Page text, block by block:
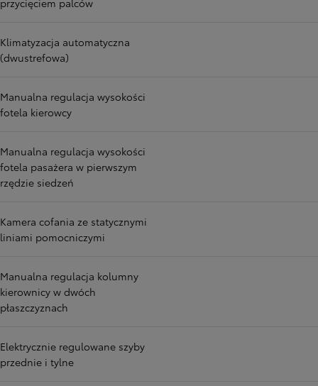
przycięciem palców
Klimatyzacja automatyczna
(dwustrefowa)
Manualna regulacja wysokości
fotela kierowcy
Manualna regulacja wysokości
fotela pasażera w pierwszym
rzędzie siedzeń
Kamera cofania ze statycznymi
liniami pomocniczymi
Manualna regulacja kolumny
kierownicy w dwóch
płaszczyznach
Elektrycznie regulowane szyby
przednie i tylne